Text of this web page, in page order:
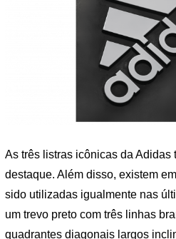
As três listras icônicas da Adidas
destaque. Além disso, existem
sido utilizadas igualmente nas
um trevo preto com três linhas
quadrantes diagonais largos